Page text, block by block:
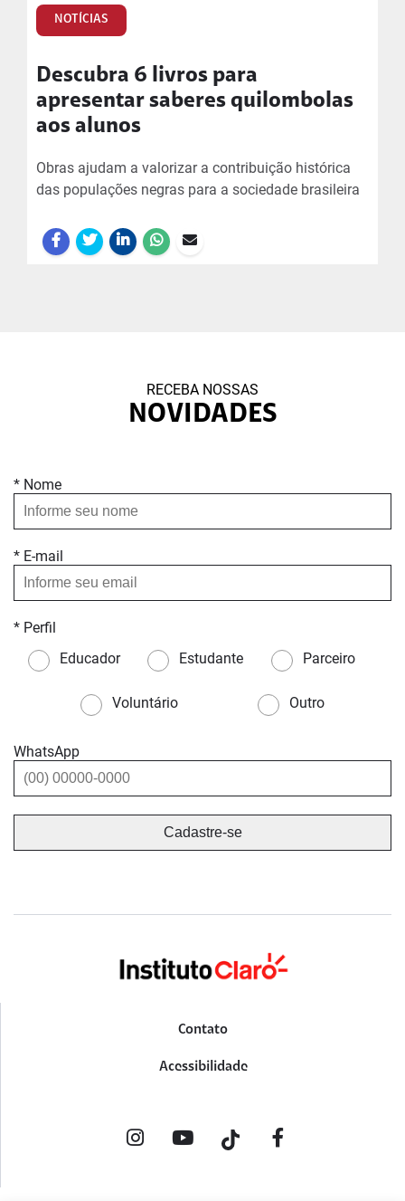
NOTÍCIAS
Descubra 6 livros para
apresentar saberes quilombolas
aos alunos
Obras ajudam a valorizar a contribuição histórica
das populações negras para a sociedade brasileira
RECEBA NOSSAS
NOVIDADES
* Nome
* E-mail
* Perfil
Educador
Estudante Parceiro
Voluntário Outro
WhatsApp
Contato
Acessibilidade